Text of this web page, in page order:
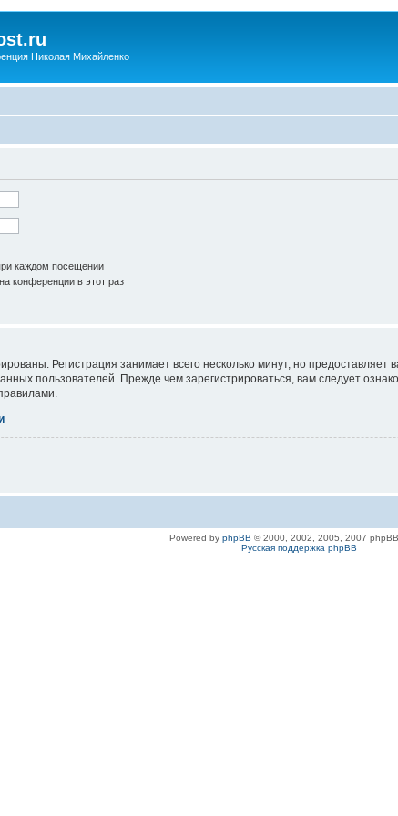
Николая Михайленко
каждом посещении
конференции в этот раз
Регистрация занимает всего несколько минут, но
пользователей. Прежде чем зарегистрироваться, вам следует
Powered by phpBB © 2000, 2002, 2005, 2007
Русская поддержка phpBB